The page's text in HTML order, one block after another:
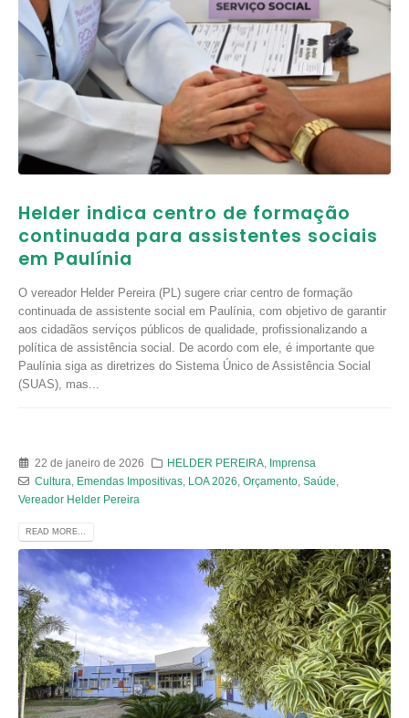
Helder indica centro de formação
continuada para assistentes sociais
em Paulínia
O vereador Helder Pereira (PL) sugere criar centro de formação
continuada de assistente social em Paulínia, com objetivo de garantir
aos cidadãos serviços públicos de qualidade, profissionalizando a
política de assistência social. De acordo com ele, é importante que
Paulínia siga as diretrizes do Sistema Único de Assistência Social
(SUAS), mas...
22 de janeiro de 2026 HELDER PEREIRA Imprensa
Cultura
Emendas Impositivas, LOA 2026 Orçamento, Saúde
Vereador Helder Pereira
READ MORE...